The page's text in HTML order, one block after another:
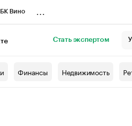
Вино
Стать экспертом
Финансы Недвижимость